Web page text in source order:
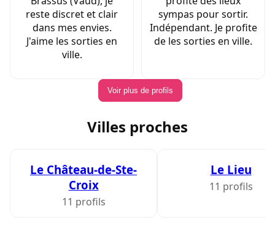
reste discret et clair
dans mes envies.
J'aime les sorties en
ville.
sympas pour sortir.
Indépendant. Je profite
de les sorties en ville.
Voir plus de profils
Villes proches
Le Château-de-Ste-
Croix
11 profils
Le Lieu
11 profils